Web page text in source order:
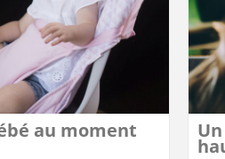
au moment